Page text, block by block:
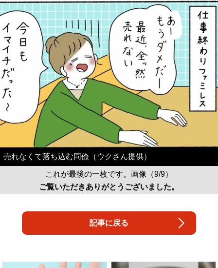
売れなくて落ち込む同僚（ウクさん提供）
これが最後の一枚です。画像（9/9）
ご覧いただきありがとうございました。
記事に戻る